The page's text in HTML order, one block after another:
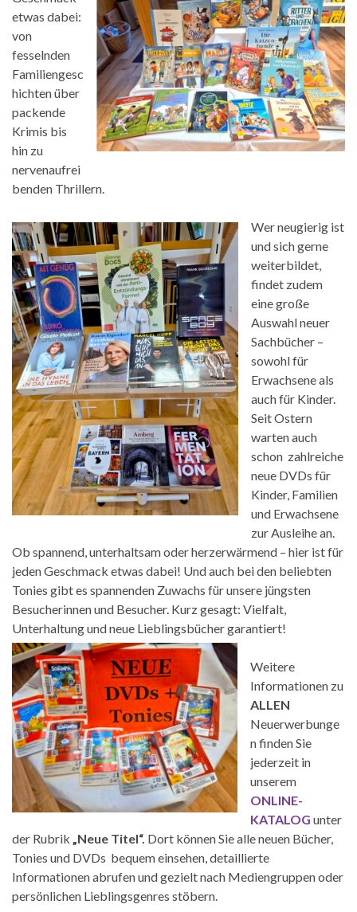
etwas dabei:
von
fesselnden
Familiengesc
hichten über
packende
Krimis bis
hin zu
nervenaufrei
benden Thrillern.
Wer neugierig ist
und sich gerne
weiterbildet,
findet zudem
eine große
Auswahl neuer
Sachbücher –
sowohl für
Erwachsene als
auch für Kinder.
Seit Ostern
warten auch
schon zahlreiche
neue DVDs für
Kinder, Familien
und Erwachsene
zur Ausleihe an.
Ob spannend, unterhaltsam oder herzerwärmend – hier ist für
jeden Geschmack etwas dabei! Und auch bei den beliebten
Tonies gibt es spannenden Zuwachs für unsere jüngsten
Besucherinnen und Besucher. Kurz gesagt: Vielfalt,
Unterhaltung und neue Lieblingsbücher garantiert!
Weitere
Informationen zu
ALLEN
Neuerwerbunge
n finden Sie
jederzeit in
unserem
ONLINE-
KATALOG unter
der Rubrik „Neue Titel“. Dort können Sie alle neuen Bücher,
Tonies und DVDs bequem einsehen, detaillierte
Informationen abrufen und gezielt nach Mediengruppen oder
persönlichen Lieblingsgenres stöbern.